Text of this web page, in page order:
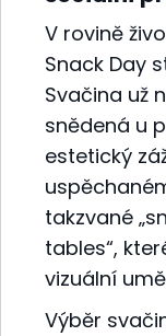
V rovině
Snack Day
Svačina už
snědená u
estetický
takzvané
tables“,
vizuální
Výběr